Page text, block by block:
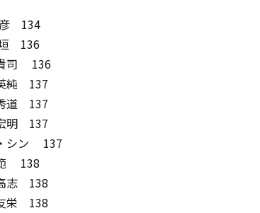
134
136
司 136
純 137
道 137
明 137
シン 137
138
志 138
栄 138